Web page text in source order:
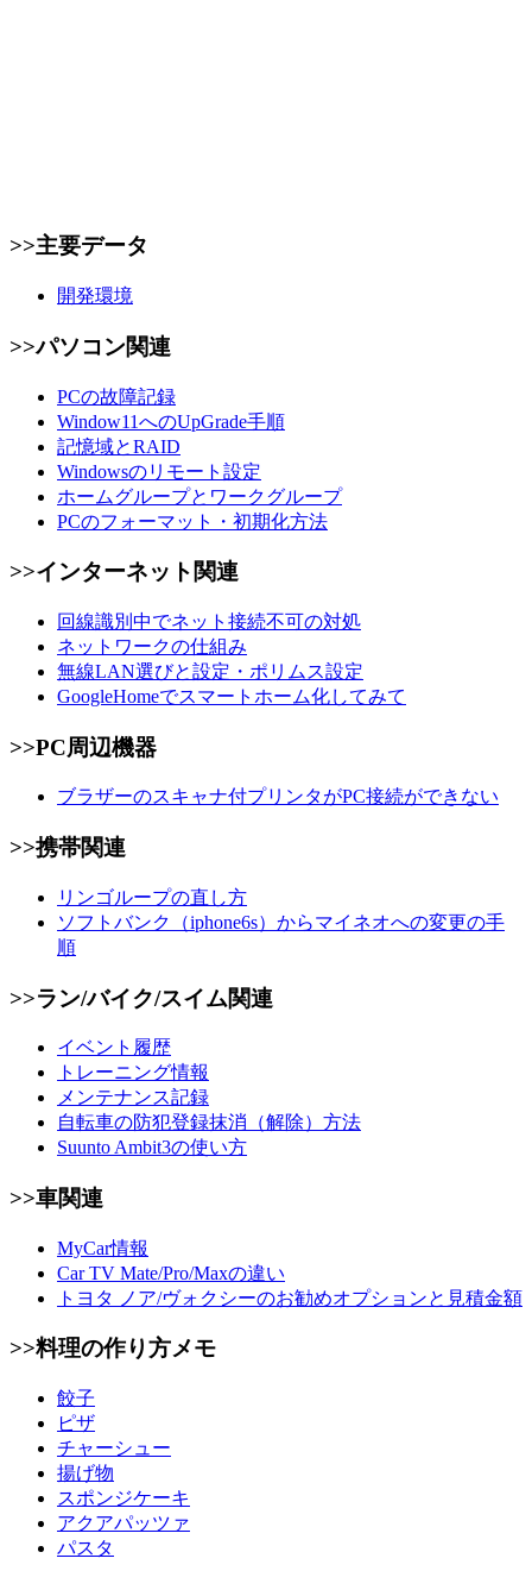
>>主要データ
開発環境
>>パソコン関連
PCの故障記録
Window11へのUpGrade手順
記憶域とRAID
Windowsのリモート設定
ホームグループとワークグループ
PCのフォーマット・初期化方法
>>インターネット関連
回線識別中でネット接続不可の対処
ネットワークの仕組み
無線LAN選びと設定・ポリムス設定
GoogleHomeでスマートホーム化してみて
>>PC周辺機器
ブラザーのスキャナ付プリンタがPC接続ができない
>>携帯関連
リンゴループの直し方
ソフトバンク（iphone6s）からマイネオへの変更の手
順
>>ラン/バイク/スイム関連
イベント履歴
トレーニング情報
メンテナンス記録
自転車の防犯登録抹消（解除）方法
Suunto Ambit3の使い方
>>車関連
MyCar情報
Car TV Mate/Pro/Maxの違い
トヨタ ノア/ヴォクシーのお勧めオプションと見積金額
>>料理の作り方メモ
餃子
ピザ
チャーシュー
揚げ物
スポンジケーキ
アクアパッツァ
パスタ